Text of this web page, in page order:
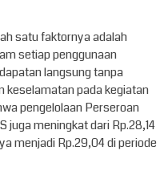
satu faktornya adalah
setiap penggunaan
langsung tanpa
keselamatan pada kegiatan
pengelolaan Perseroan
juga meningkat dari Rp.28,14
menjadi Rp.29,04 di periode